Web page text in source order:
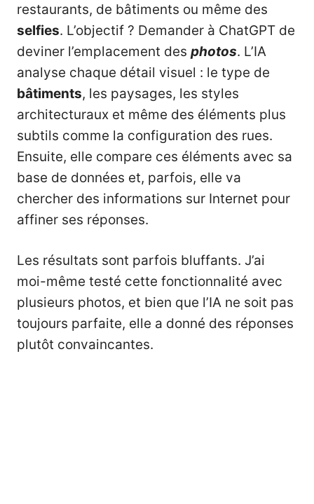
restaurants, de bâtiments ou même des
selfies. L’objectif ? Demander à ChatGPT de
deviner l’emplacement des photos. L’IA
analyse chaque détail visuel : le type de
bâtiments, les paysages, les styles
architecturaux et même des éléments plus
subtils comme la configuration des rues.
Ensuite, elle compare ces éléments avec sa
base de données et, parfois, elle va
chercher des informations sur Internet pour
affiner ses réponses.
Les résultats sont parfois bluffants. J’ai
moi-même testé cette fonctionnalité avec
plusieurs photos, et bien que l’IA ne soit pas
toujours parfaite, elle a donné des réponses
plutôt convaincantes.